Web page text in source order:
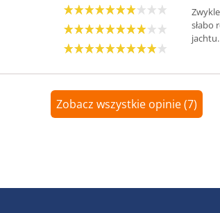
słabo
jachtu.
Zobacz wszystkie opinie (7)